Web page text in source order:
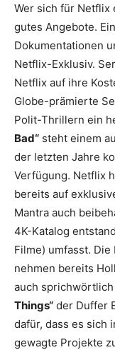
Wer sich für Netflix
gutes Angebote.
Dokumentationen
Netflix-Exklusiv.
Netflix auf ihre
Globe-prämierte
Polit-Thrillern ein
Bad“ steht einem
der letzten Jahre
Verfügung. Netflix
bereits auf
Mantra auch
4K-Katalog
Filme) umfasst.
nehmen bereits
auch
Things“ der Duffer
dafür, dass es sich
gewagte Projekte